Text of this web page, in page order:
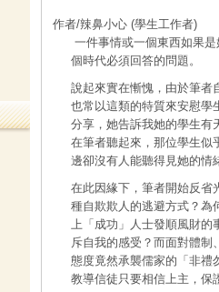
作者/辣鼻小心 (學生工作者)
一件事情或一個東西如果
個時代必須回答的問題。
說起來實在慚愧，由於筆者
也常以這類的特質來安慰學
分享，她告訴我她的學生有
在筆者聽起來，那位學生似
邊卻沒有人能聽得見她的情
在此因緣下，筆者開始反省
種自欺欺人的逃避方式？為
上「成功」人士發順風財的
斥自我的感受？而面對體制
態度竟然承襲儒家的「非禮
教導信徒只要相信上主，保